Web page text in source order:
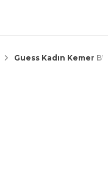
Guess Kadın Kemer